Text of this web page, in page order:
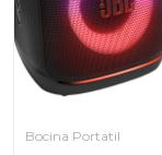
Bocina Portatil